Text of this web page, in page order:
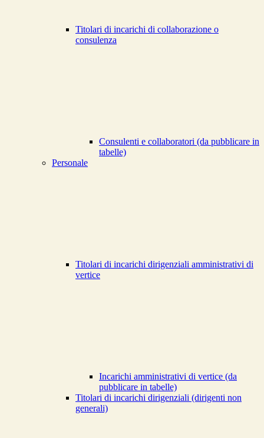
Titolari di incarichi di collaborazione o
consulenza
Consulenti e collaboratori (da pubblicare in
tabelle)
Personale
Titolari di incarichi dirigenziali amministrativi di
vertice
Incarichi amministrativi di vertice (da
pubblicare in tabelle)
Titolari di incarichi dirigenziali (dirigenti non
generali)